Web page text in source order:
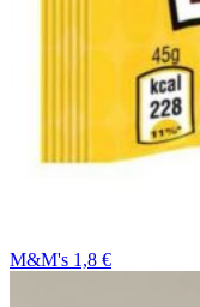
M&M's 1,8 €